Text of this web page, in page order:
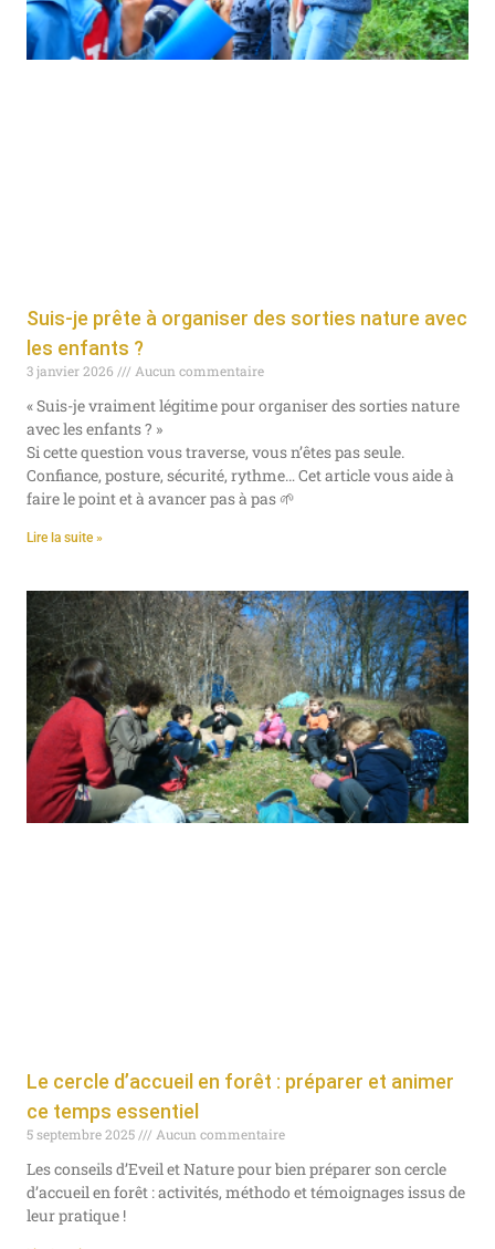
Suis-je prête à organiser des sorties nature avec
les enfants ?
3 janvier 2026 Aucun commentaire
« Suis-je vraiment légitime pour organiser des sorties nature
avec les enfants ? »
Si cette question vous traverse, vous n’êtes pas seule.
Confiance, posture, sécurité, rythme… Cet article vous aide à
faire le point et à avancer pas à pas 🌱
Lire la suite »
Le cercle d’accueil en forêt : préparer et animer
ce temps essentiel
5 septembre 2025 Aucun commentaire
Les conseils d’Eveil et Nature pour bien préparer son cercle
d’accueil en forêt : activités, méthodo et témoignages issus de
leur pratique !